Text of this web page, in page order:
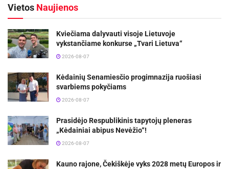
Vietos Naujienos
Kviečiama dalyvauti visoje Lietuvoje
vykstančiame konkurse „Tvari Lietuva“
2026-08-07
Kėdainių Senamiesčio progimnazija ruošiasi
svarbiems pokyčiams
2026-08-07
Prasidėjo Respublikinis tapytojų pleneras
„Kėdainiai abipus Nevėžio“!
2026-08-07
Kauno rajone, Čekiškėje vyks 2028 metų Europos ir